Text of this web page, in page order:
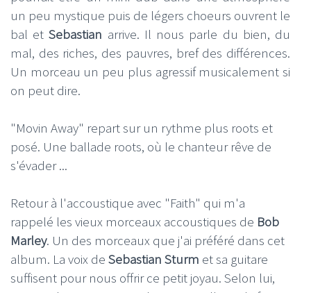
un peu mystique puis de légers choeurs ouvrent le
bal etSebastian arrive. Il nous parle du bien, du
mal, des riches, des pauvres, bref des différences.
Un morceau un peu plus agressif musicalement si
on peut dire.
"Movin Away" repart sur un rythme plus roots et
posé. Une ballade roots, où le chanteur rêve de
s'évader ...
Retour à l'accoustique avec "Faith" qui m'a
rappelé les vieux morceaux accoustiques de Bob
Marley. Un des morceaux que j'ai préféré dans cet
album. La voix de Sebastian Sturm et sa guitare
suffisent pour nous offrir ce petit joyau. Selon lui,